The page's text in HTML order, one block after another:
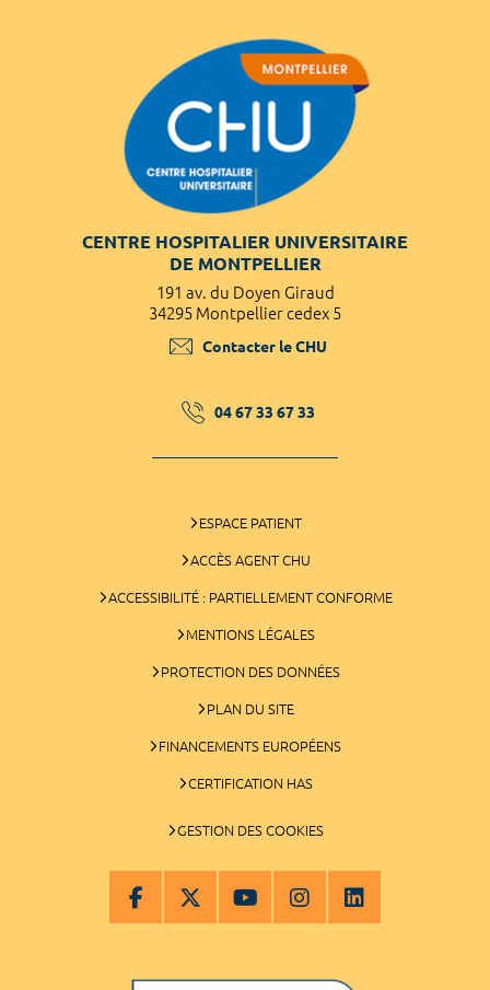
CENTRE HOSPITALIER UNIVERSITAIRE
DE MONTPELLIER
191 av. du Doyen Giraud
34295 Montpellier cedex 5
Contacter le CHU
04 67 33 67 33
ESPACE PATIENT
ACCÈS AGENT CHU
ACCESSIBILITÉ : PARTIELLEMENT CONFORME
MENTIONS LÉGALES
PROTECTION DES DONNÉES
PLAN DU SITE
FINANCEMENTS EUROPÉENS
CERTIFICATION HAS
GESTION DES COOKIES